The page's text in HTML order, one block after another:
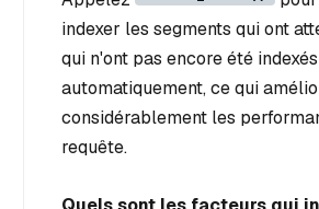
indexer les segments qui ont
qui n'ont pas encore été indexés
automatiquement, ce qui
considérablement les
requête.